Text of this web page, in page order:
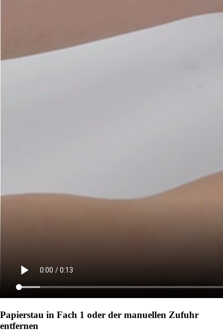
Papierstau in Fach 1 oder der manuellen Zufuhr
entfernen